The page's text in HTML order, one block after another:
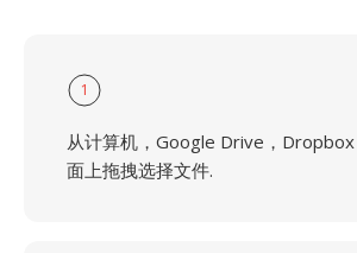
1
从计算机，Google Drive，
面上拖拽选择文件.